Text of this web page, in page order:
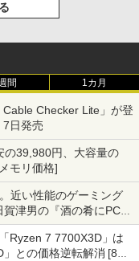
間 1カ月
Checker Lite」が登
日発売
の39,980円、大容量の
モリ価格]
近い性能のゲーミング
津男の『酒の肴にPCゲ
Ryzen 7 7700X3D」は
との価格逆転解消 [8月